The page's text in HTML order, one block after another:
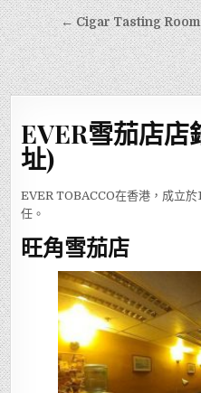
導
覽
← Cigar Tasting
EVER雪茄店店
址)
EVER TOBACCO在香港，成立
任。
旺角雪茄店